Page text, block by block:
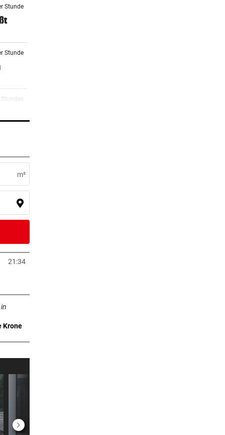
Stunde
Stunde
Stunden
m²
21:34
Tab öffnen
neuem Tab öffnen
Krone